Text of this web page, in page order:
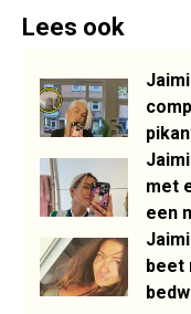
Lees ook
met
een
beet